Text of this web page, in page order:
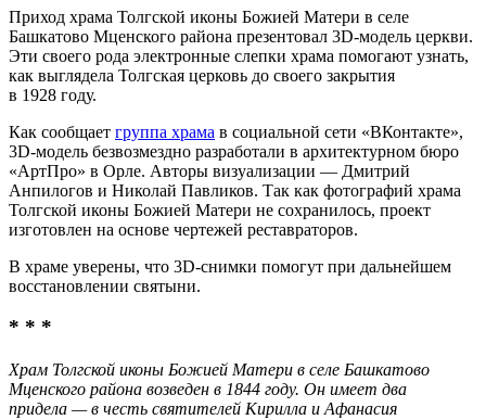
Приход храма Толгской иконы Божией Матери в селе
Башкатово Мценского района презентовал 3D-модель церкви.
Эти своего рода электронные слепки храма помогают узнать,
как выглядела Толгская церковь до своего закрытия
в 1928 году.
Как сообщает группа храма в социальной сети «ВКонтакте»,
3D-модель безвозмездно разработали в архитектурном бюро
«АртПро» в Орле. Авторы визуализации — Дмитрий
Анпилогов и Николай Павликов. Так как фотографий храма
Толгской иконы Божией Матери не сохранилось, проект
изготовлен на основе чертежей реставраторов.
В храме уверены, что 3D-снимки помогут при дальнейшем
восстановлении святыни.
* * *
Храм Толгской иконы Божией Матери в селе Башкатово
Мценского района возведен в 1844 году. Он имеет два
придела — в честь святителей Кирилла и Афанасия